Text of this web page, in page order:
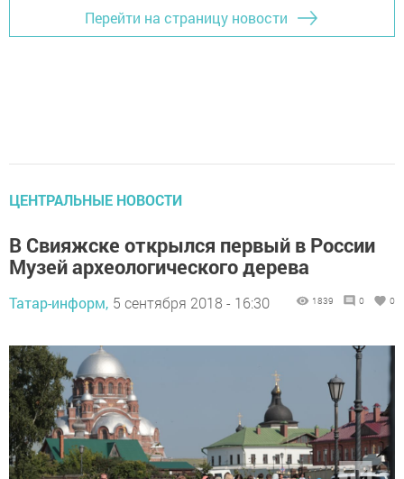
Перейти на страницу новости
ЦЕНТРАЛЬНЫЕ НОВОСТИ
В Свияжске открылся первый в России
Музей археологического дерева
Татар-информ, 5 сентября 2018 - 16:30 1839 0 0